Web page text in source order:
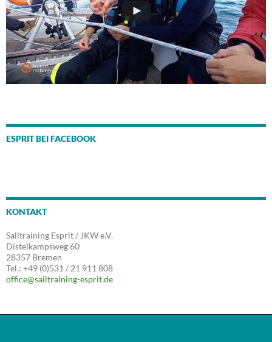
ESPRIT BEI FACEBOOK
KONTAKT
Sailtraining Esprit / JKW e.V.
Distelkampsweg 60
28357 Bremen
Tel.: +49 (0)531 / 21 911 808
office@sailtraining-esprit.de